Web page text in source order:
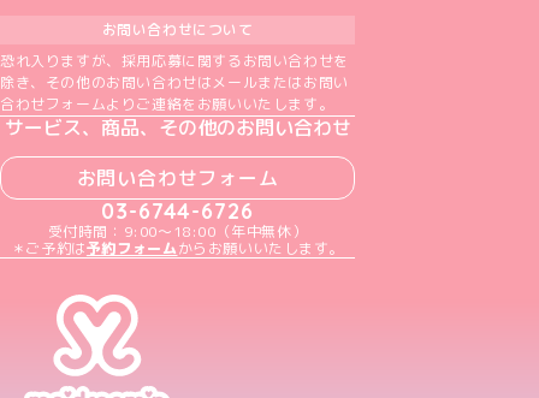
お問い合わせについて
恐れ入りますが、採用応募に関するお問い合わせを
除き、その他のお問い合わせはメールまたはお問い
合わせフォームよりご連絡をお願いいたします。
サービス、商品、その他のお問い合わせ
お問い合わせフォーム
03-6744-6726
受付時間：9:00～18:00（年中無休）
＊ご予約は予約フォームからお願いいたします。